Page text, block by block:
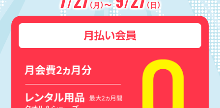
（月）〜 （日）